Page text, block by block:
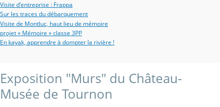
Visite d'entreprise : Frappa
Sur les traces du débarquement
Visite de Montluc, haut lieu de mémoire
projet « Mémoire » classe 3PP
En kayak, apprendre à dompter la rivière !
Exposition "Murs" du Château-
Musée de Tournon